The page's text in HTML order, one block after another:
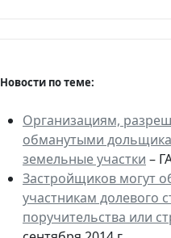
Новости по теме:
Организациям,
обманутыми
земельные участки –
Застройщиков могут
участникам долевого
поручительства или